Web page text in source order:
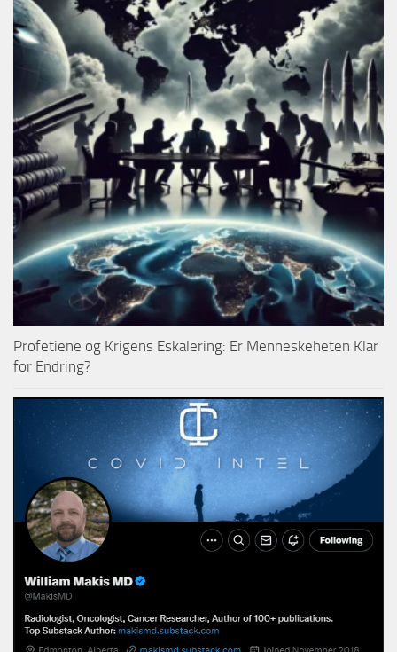
Profetiene og Krigens Eskalering: Er Menneskeheten Klar
for Endring?